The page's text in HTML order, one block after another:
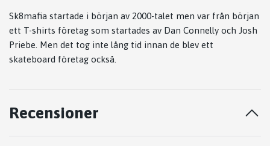
Sk8mafia startade i början av 2000-talet men var från början
ett T-shirts företag som startades av Dan Connelly och Josh
Priebe. Men det tog inte lång tid innan de blev ett
skateboard företag också.
Recensioner